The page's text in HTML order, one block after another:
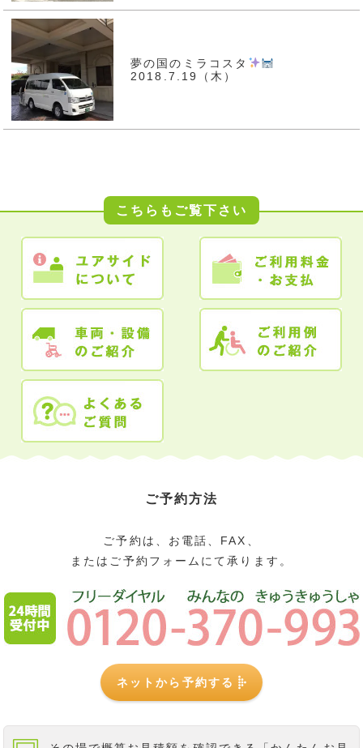
夢の国のミラコスタ
2018.7.19（木）
こちらもご覧下さい
ご予約方法
ご予約は、お電話、FAX、
またはご予約フォームにて承ります。
ネットから予約する